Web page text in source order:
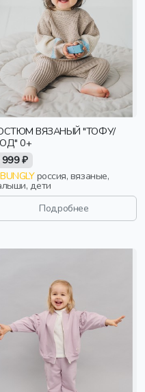
ВЯЗАНЫЙ "ТОФУ/
0+
999 ₽
BUNGLYроссия, вязаные,
дети
Подробнее